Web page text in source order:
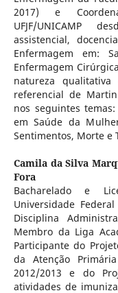
2017) e
UFJF/UNICAMP
assistencial,
Enfermagem em:
Enfermagem
natureza
referencial de
nos seguintes
em Saúde da
Sentimentos, Morte e
Camila da Silva
Fora
Bacharelado e
Universidade
Disciplina
Membro da Liga
Participante do
da Atenção
2012/2013 e do
atividades de